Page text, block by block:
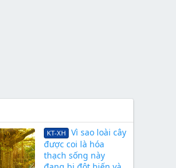
KT-XH
Vì sao loài cây
được coi là hóa
thạch sống này